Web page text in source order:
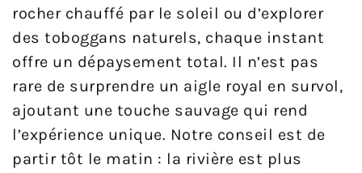
rocher chauffé par le soleil ou d’explorer
des toboggans naturels, chaque instant
offre un dépaysement total. Il n’est pas
rare de surprendre un aigle royal en survol,
ajoutant une touche sauvage qui rend
l’expérience unique. Notre conseil est de
partir tôt le matin : la rivière est plus